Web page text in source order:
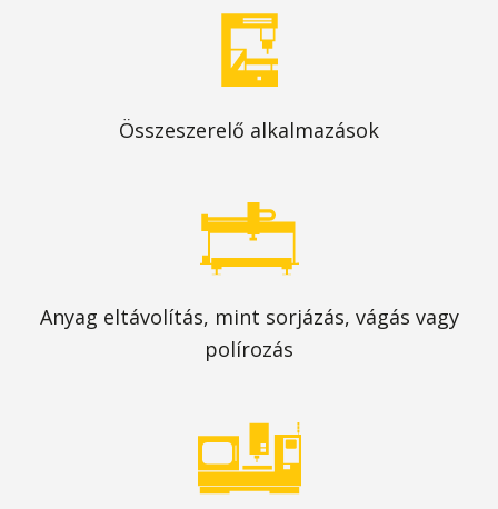
Összeszerelő alkalmazások
Anyag eltávolítás, mint sorjázás, vágás vagy
polírozás